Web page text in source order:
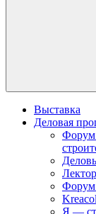
Выставка
Деловая
Форум
Форум
Я —